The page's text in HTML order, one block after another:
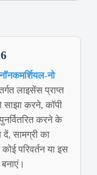
नो
लाइसेंस प्राप्त
करने, कॉपी
करने के
सामग्री का
परिवर्तन या इस